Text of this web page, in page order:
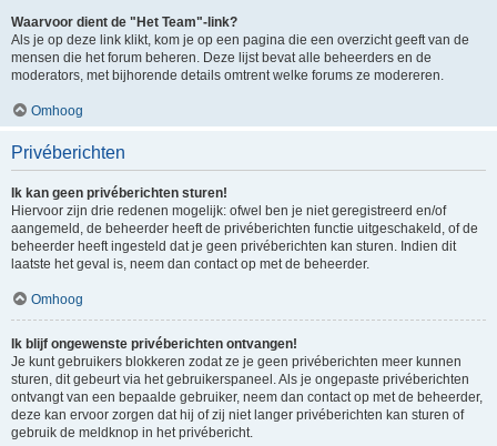
Waarvoor dient de "Het Team"-link?
Als je op deze link klikt, kom je op een pagina die een overzicht geeft van de
mensen die het forum beheren. Deze lijst bevat alle beheerders en de
moderators, met bijhorende details omtrent welke forums ze modereren.
Omhoog
Privéberichten
Ik kan geen privéberichten sturen!
Hiervoor zijn drie redenen mogelijk: ofwel ben je niet geregistreerd en/of
aangemeld, de beheerder heeft de privéberichten functie uitgeschakeld, of de
beheerder heeft ingesteld dat je geen privéberichten kan sturen. Indien dit
laatste het geval is, neem dan contact op met de beheerder.
Omhoog
Ik blijf ongewenste privéberichten ontvangen!
Je kunt gebruikers blokkeren zodat ze je geen privéberichten meer kunnen
sturen, dit gebeurt via het gebruikerspaneel. Als je ongepaste privéberichten
ontvangt van een bepaalde gebruiker, neem dan contact op met de beheerder,
deze kan ervoor zorgen dat hij of zij niet langer privéberichten kan sturen of
gebruik de meldknop in het privébericht.